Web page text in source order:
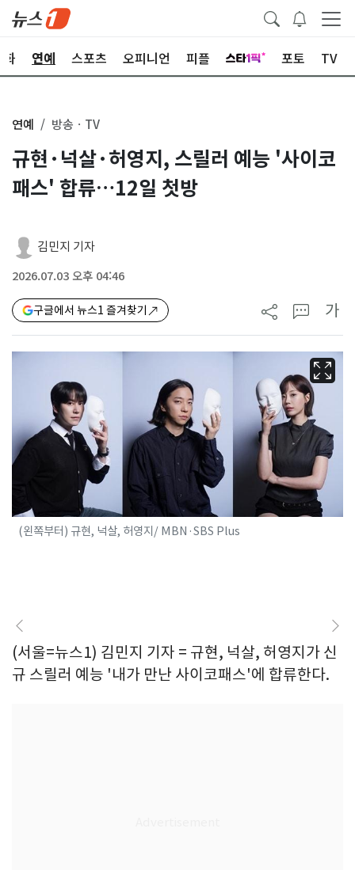
화 연예 스포츠 오피니언 피플 포토 TV
연예 방송ㆍTV
규현·넉살·허영지, 스릴러 예능 '사이코
패스' 합류…12일 첫방
김민지 기자
2026.07.03 오후 04:46
구글에서 뉴스1 즐겨찾기 가
(왼쪽부터) 규현, 넉살, 허영지/ MBN·SBS Plus
(서울=뉴스1) 김민지 기자 = 규현, 넉살, 허영지가 신
규 스릴러 예능 '내가 만난 사이코패스'에 합류한다.